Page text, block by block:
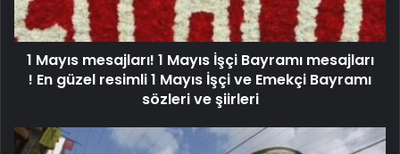
1 Mayıs mesajları! 1 Mayıs İşçi Bayramı mesajları
! En güzel resimli 1 Mayıs İşçi ve Emekçi Bayramı
sözleri ve şiirleri